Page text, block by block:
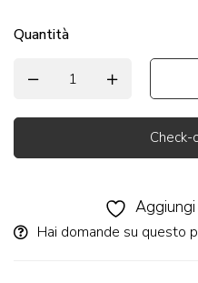
Quantità
Hai domande su questo